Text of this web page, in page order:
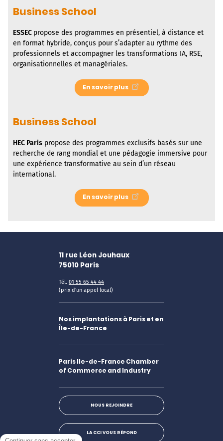
Business School
ESSEC propose des programmes en présentiel, à distance et
en format hybride, conçus pour s’adapter au rythme des
professionnels et accompagner les transformations IA, RSE,
organisationnelles et managériales.
En savoir plus
Business School
HEC Paris propose des programmes exclusifs basés sur une
recherche de rang mondial et une pédagogie immersive pour
une expérience transformative au sein d’un réseau
international.
En savoir plus
11 rue Léon Jouhaux
75010 Paris
Tél. 01 55 65 44 44
(prix d'un appel local)
Nos implantations à Paris et en
Île-de-France
Paris Ile-de-France Chamber
of Commerce and Industry
NOUS REJOINDRE
LA CCI VOUS RÉPOND